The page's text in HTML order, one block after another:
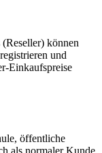
können
und
Einkaufspreise
öffentliche
als normaler Kunde